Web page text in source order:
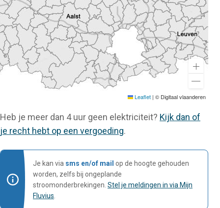
Leaflet | © Digitaal vlaanderen
Heb je meer dan 4 uur geen elektriciteit? Kijk dan of
je recht hebt op een vergoeding.
Je kan via sms en/of mail op de hoogte gehouden
worden, zelfs bij ongeplande
stroomonderbrekingen. Stel je meldingen in via Mijn
Fluvius